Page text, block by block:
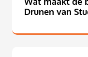
Drunen van